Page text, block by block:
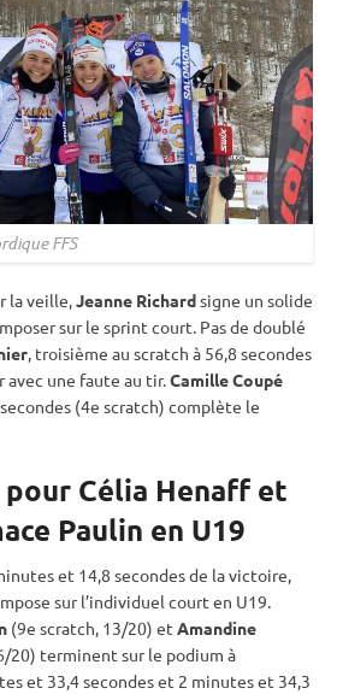
FFS
la veille,Jeanne Richardsigne un solide
sur le sprint court. Pas de doublé
, troisième au scratch à 56,8 secondes
avec une faute au tir.Camille Coupé
(4e scratch) complète le
Célia Henaff et
Paulin en U19
et 14,8 secondes de la victoire,
sur l’individuel court en U19.
(9e scratch, 13/20) et Amandine
20) terminent sur le podium à
et 33,4 secondes et 2 minutes et 34,3